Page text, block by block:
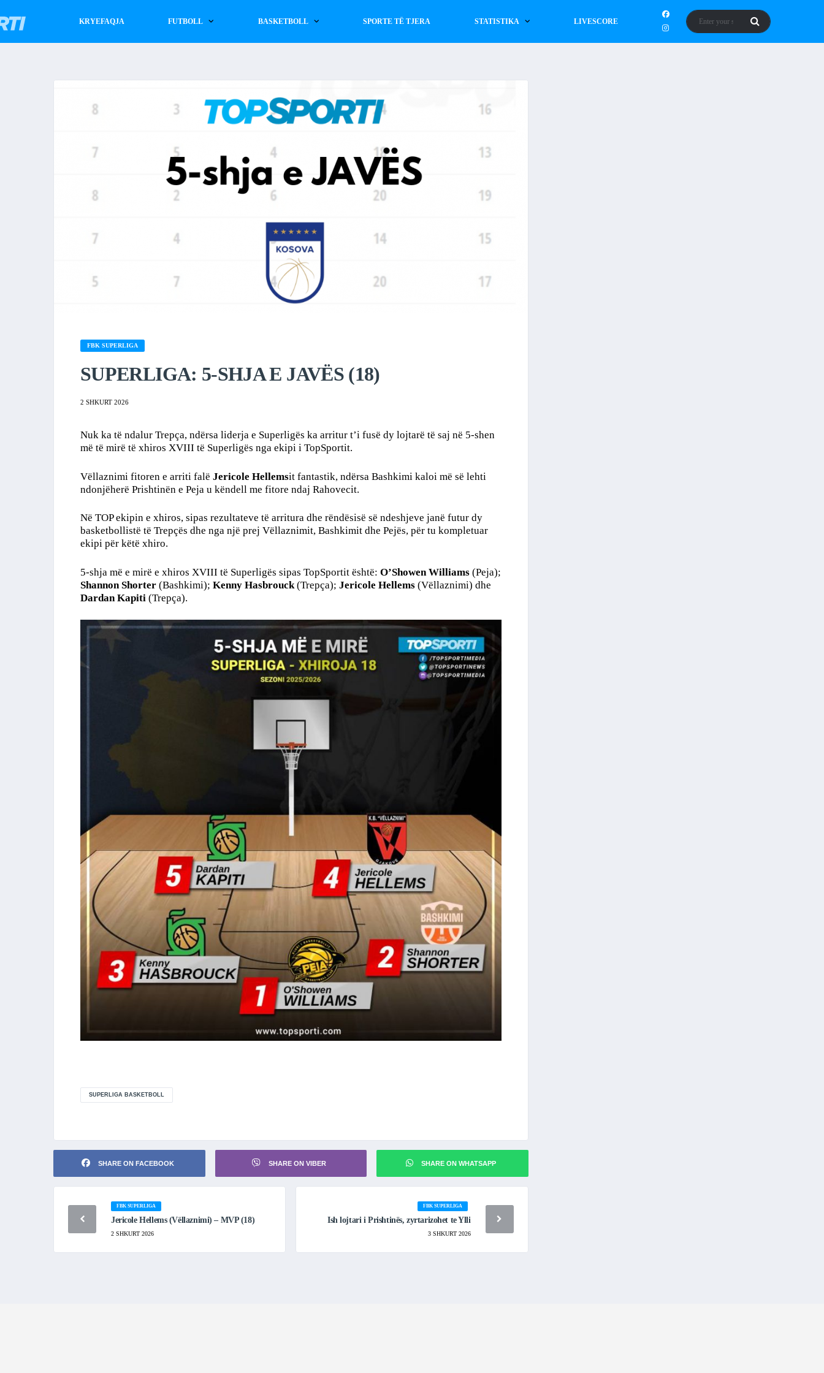
KRYEFAQJA FUTBOLL BASKETBOLL SPORTE TË TJERA STATISTIKA LIVESCORE
FBK SUPERLIGA
SUPERLIGA: 5-SHJA E JAVËS (18)
2 SHKURT 2026
Nuk ka të ndalur Trepça, ndërsa liderja e Superligës ka arritur t’i fusë dy lojtarë të saj në 5-shen
më të mirë të xhiros XVIII të Superligës nga ekipi i TopSportit.
Vëllaznimi fitoren e arriti falë Jericole Hellemsit fantastik, ndërsa Bashkimi kaloi më së lehti
ndonjëherë Prishtinën e Peja u këndell me fitore ndaj Rahovecit.
Në TOP ekipin e xhiros, sipas rezultateve të arritura dhe rëndësisë së ndeshjeve janë futur dy
basketbollistë të Trepçës dhe nga një prej Vëllaznimit, Bashkimit dhe Pejës, për tu kompletuar
ekipi për këtë xhiro.
5-shja më e mirë e xhiros XVIII të Superligës sipas TopSportit është: O’Showen Williams (Peja);
Shannon Shorter (Bashkimi); Kenny Hasbrouck(Trepça); Jericole Hellems (Vëllaznimi) dhe
Dardan Kapiti (Trepça).
SUPERLIGA BASKETBOLL
SHARE ON FACEBOOK SHARE ON VIBER SHARE ON WHATSAPP
FBK SUPERLIGA
Jericole Hellems (Vëllaznimi) – MVP (18)
2 SHKURT 2026
FBK SUPERLIGA
Ish lojtari i Prishtinës, zyrtarizohet te Ylli
3 SHKURT 2026